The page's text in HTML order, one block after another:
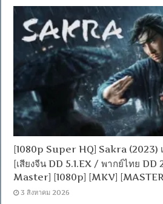
[1080p Super HQ] Sakra (2023)
[เสียงจีน DD 5.1.EX / พากย์ไทย DD
Master] [1080p] [MKV]
3 สิงหาคม 2026